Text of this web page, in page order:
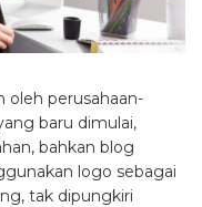
oleh perusahaan-
baru dimulai,
bahkan blog
logo sebagai
tak dipungkiri